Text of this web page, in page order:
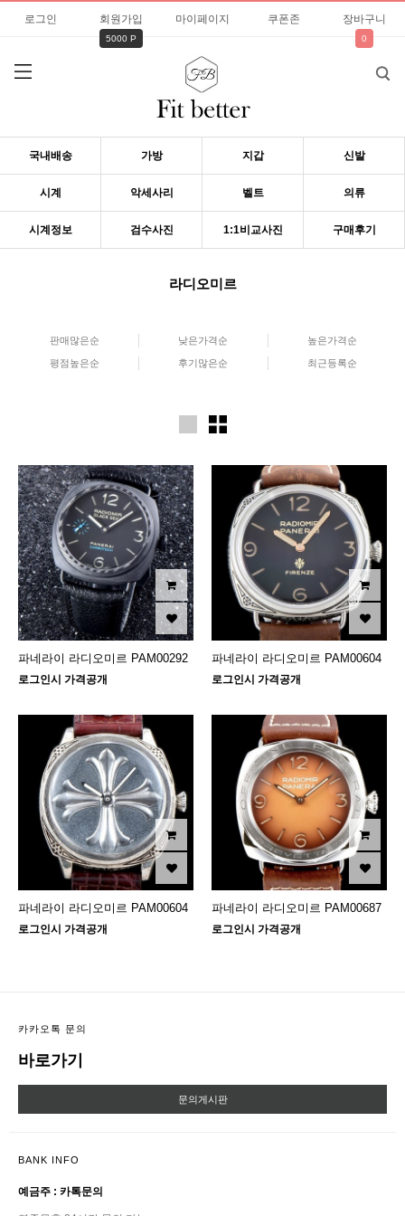
로그인 회원가입
5000 P
마이페이지 쿠폰존 장바구니
0
국내배송 가방 지갑 신발
시계 악세사리 벨트 의류
시계정보 검수사진 1:1비교사진 구매후기
라디오미르
판매많은순 낮은가격순 높은가격순
평점높은순 후기많은순 최근등록순
파네라이 라디오미르 PAM00292
로그인시 가격공개
파네라이 라디오미르 PAM00604
로그인시 가격공개
파네라이 라디오미르 PAM00604
로그인시 가격공개
파네라이 라디오미르 PAM00687
로그인시 가격공개
카카오톡 문의
바로가기
문의게시판
BANK INFO
예금주 : 카톡문의